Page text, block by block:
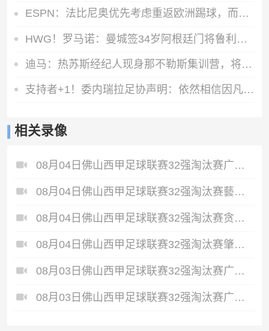
ESPN：法比尼奥优先考虑重返欧洲踢球，而不是回到祖国巴西
HWG！罗马诺：曼城签34岁阿根廷门将鲁利达协议，合同2+1
迪马：热苏斯经纪人现身那不勒斯集训营，将商谈球员转会可能性
支持者+1！委内瑞拉足协声明：依然相信因凡蒂诺有能力领导FIFA
相关录像
08月04日佛山西甲足球联赛32强淘汰赛广东西南建设VS香港圣徒全场录像
08月04日佛山西甲足球联赛32强淘汰赛藝品高國際VS湛江狂狼·粵辉能源全场录像
08月04日佛山西甲足球联赛32强淘汰赛贪玩游戏VS美的薪火全场录像
08月04日佛山西甲足球联赛32强淘汰赛肇庆恒骏成VS三七互娱全场录像
08月03日佛山西甲足球联赛32强淘汰赛广东客家青年VS广州英华思力U17全场录像
08月03日佛山西甲足球联赛32强淘汰赛广州求信VS顺德新青年全场录像